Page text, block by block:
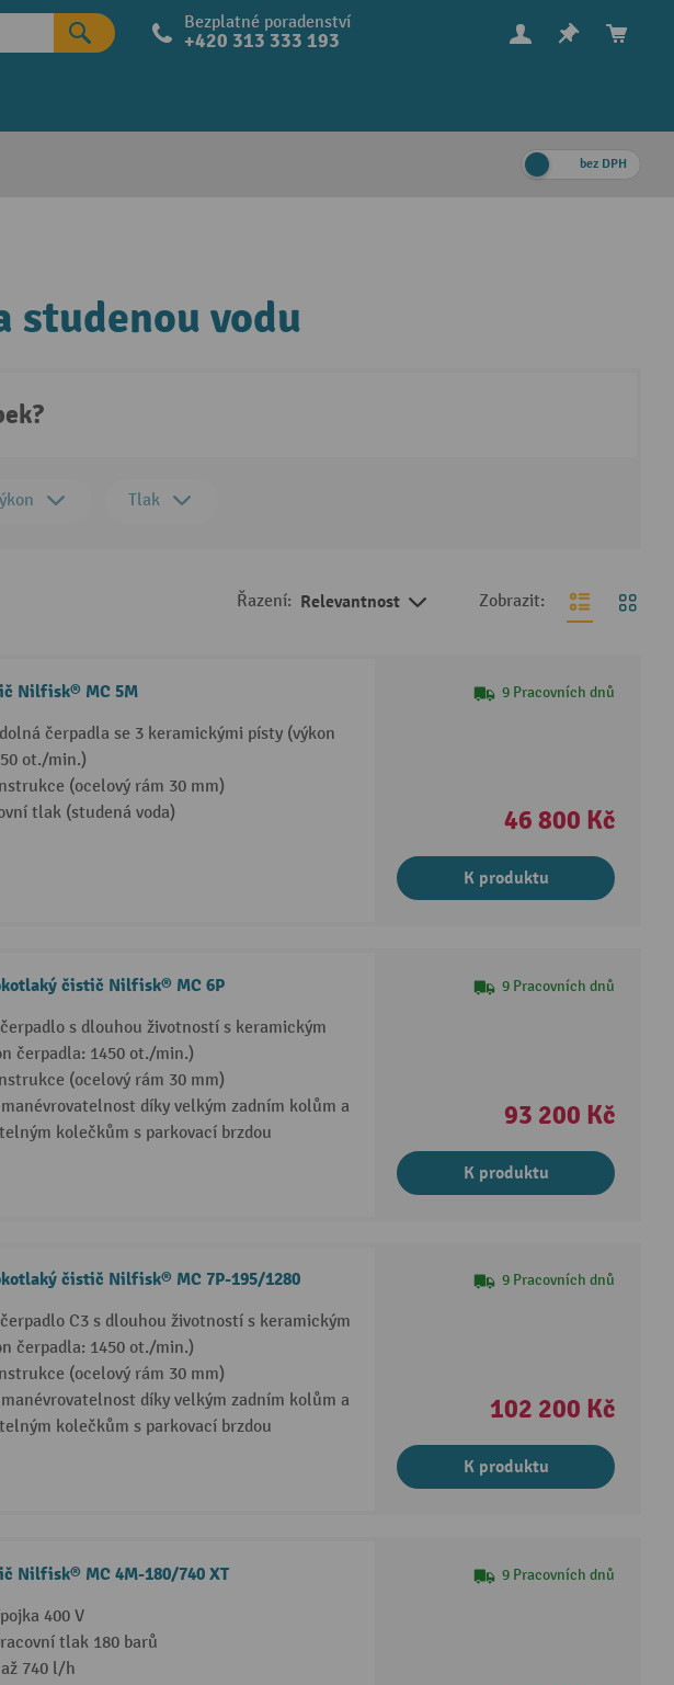
Bezplatné poradenství
+420 313 333 193
bez DPH
studenou vodu
Tlak
Řazení: Relevantnost Zobrazit:
Nilfisk® MC 5M
čerpadla se 3 keramickými písty (výkon
ot./min.)
(ocelový rám 30 mm)
tlak (studená voda)
9 Pracovních dnů
46 800 Kč
K produktu
čistič Nilfisk® MC 6P
s dlouhou životností s keramickým
čerpadla: 1450 ot./min.)
(ocelový rám 30 mm)
díky velkým zadním kolům a
kolečkům s parkovací brzdou
9 Pracovních dnů
93 200 Kč
K produktu
čistič Nilfisk® MC 7P-195/1280
C3 s dlouhou životností s keramickým
čerpadla: 1450 ot./min.)
(ocelový rám 30 mm)
díky velkým zadním kolům a
kolečkům s parkovací brzdou
9 Pracovních dnů
102 200 Kč
K produktu
Nilfisk® MC 4M-180/740 XT
400 V
tlak 180 barů
740 l/h
9 Pracovních dnů